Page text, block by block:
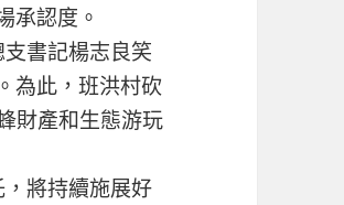
承認度。
書記楊志良笑
為此，班洪村砍
財產和生態游玩
將持續施展好